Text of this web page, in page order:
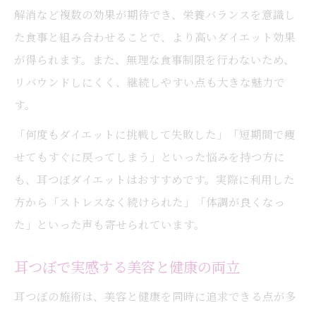
解消など複数の効果が期待でき、栄養バランスを意識し
た食事と組み合わせることで、より高いダイエット効果
が得られます。また、無理な食事制限を行わないため、
リバウンドしにくく、継続しやすい点も大きな魅力で
す。
「何度もダイエットに挑戦して失敗した」「短期間で痩
せてもすぐに戻ってしまう」といった悩みを持つ方に
も、耳つぼダイエットはおすすめです。実際に利用した
方から「ストレスなく続けられた」「体調が良くなっ
た」といった声も寄せられています。
耳つぼで実感する美容と健康の両立
耳つぼの施術は、美容と健康を同時に追求できる点が多